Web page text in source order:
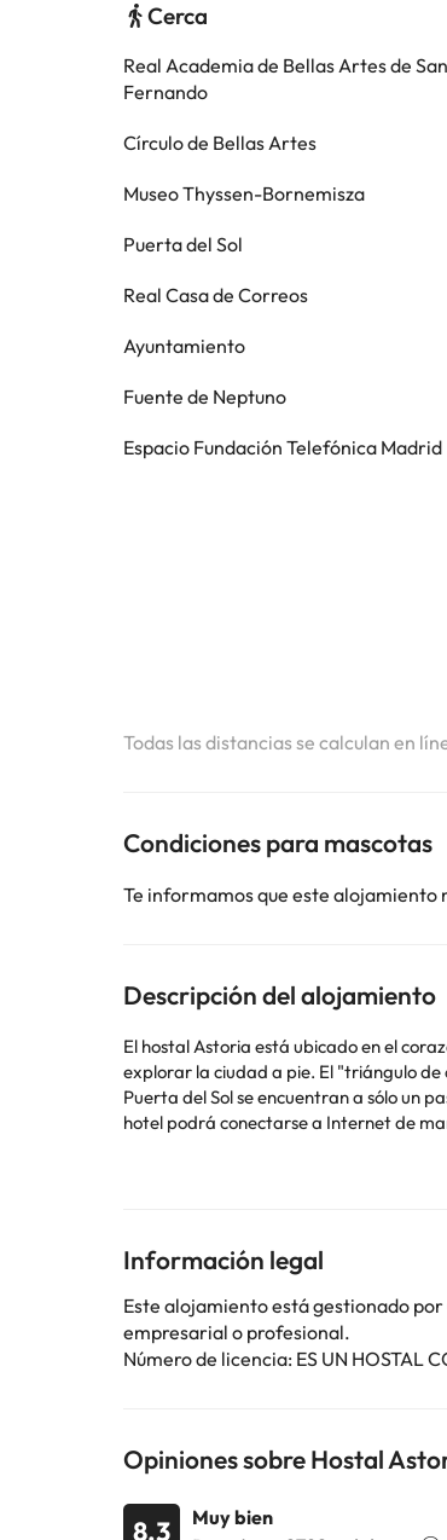
Cerca
Real Academia de Bellas Artes de San
Fernando
Círculo de Bellas Artes
Museo Thyssen-Bornemisza
Puerta del Sol
Real Casa de Correos
Ayuntamiento
Fuente de Neptuno
Espacio Fundación Telefónica Madrid
Todas las distancias se calculan en
Condiciones para mascotas
Te informamos que este alojamiento
Descripción del alojamiento
El hostal Astoria está ubicado en el
explorar la ciudad a pie. El "triángulo de
Puerta del Sol se encuentran a sólo un
hotel podrá conectarse a Internet de
histórico hace de este hostal un lugar
Algunos de los servicios detallados
Información legal
Este alojamiento está gestionado
empresarial o profesional.
Número de licencia: ES UN HOSTAL
Opiniones sobre Hostal
8.3
Muy bien